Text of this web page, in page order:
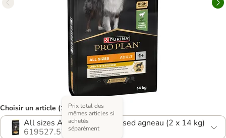
Choisir un article (18 variantes)
All sizes Adult Light Sterilised agneau (2 x 14 kg)
619527.57
Prix total des
mêmes articles si
achetés
séparément